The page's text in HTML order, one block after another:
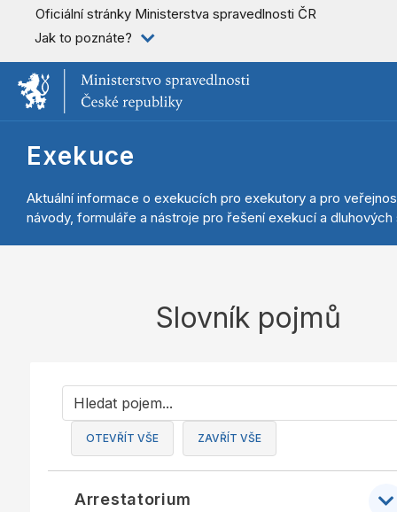
Oficiální stránky Ministerstva spravedlnosti ČR
Jak to poznáte?
Exekuce
Aktuální informace o exekucích pro exekutory a pro
návody, formuláře a nástroje pro řešení exekucí a dluhových
Slovník pojmů
OTEVŘÍT VŠE ZAVŘÍT VŠE
Arrestatorium